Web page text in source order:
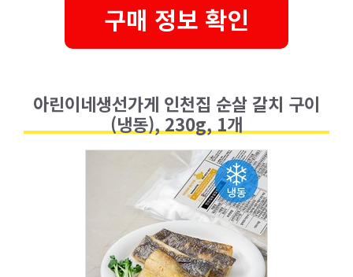
구매 정보 확인
아린이네생선가게 인천집 순살 갈치 구이
(냉동), 230g, 1개